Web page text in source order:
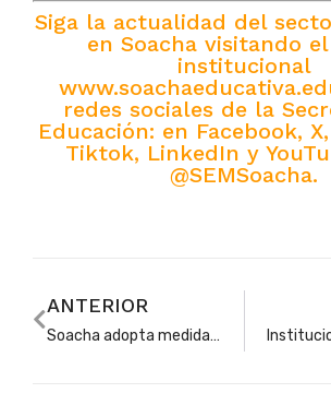
Siga la actualidad del
en Soacha visitando
institucional
redes sociales de la
Educación: en Facebook,
Tiktok, LinkedIn y
@SEMSoacha.
ANTERIOR
Soacha adopta medidas especiales de seguridad para garantizar elecciones en orden y tranquilidad